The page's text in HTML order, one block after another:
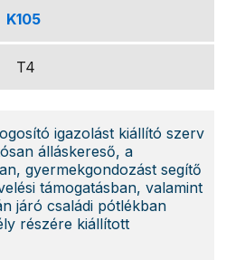
K105
T4
igazolást kiállító szerv
álláskereső, a
gyermekgondozást segítő
támogatásban, valamint
járó családi pótlékban
részére kiállított